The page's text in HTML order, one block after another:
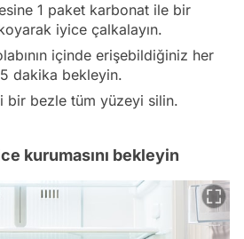
1 paket karbonat ile bir
iyice çalkalayın.
içinde erişebildiğiniz her
5 dakika bekleyin.
bir bezle tüm yüzeyi silin.
kurumasını bekleyin